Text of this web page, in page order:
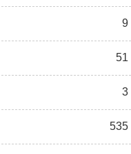
9
51
3
535